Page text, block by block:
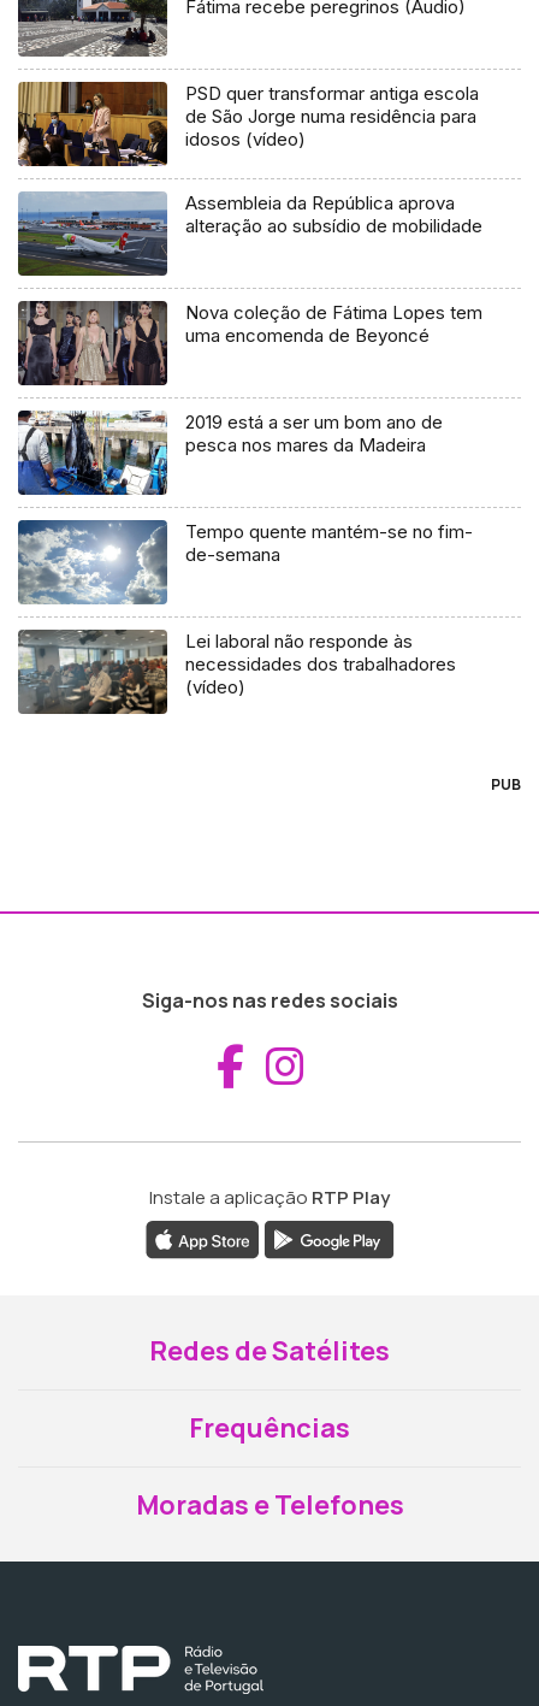
Fátima recebe peregrinos (Áudio)
PSD quer transformar antiga escola
de São Jorge numa residência para
idosos (vídeo)
Assembleia da República aprova
alteração ao subsídio de mobilidade
Nova coleção de Fátima Lopes tem
uma encomenda de Beyoncé
2019 está a ser um bom ano de
pesca nos mares da Madeira
Tempo quente mantém-se no fim-
de-semana
Lei laboral não responde às
necessidades dos trabalhadores
(vídeo)
PUB
Siga-nos nas redes sociais
Aceder ao
Instale a aplicação RTP Play
Redes de Satélites
Frequências
Moradas e Telefones